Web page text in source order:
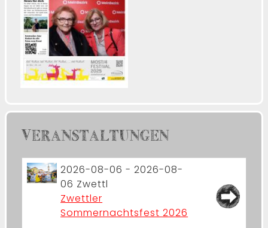
VERANSTALTUNGEN
2026-08-06 - 2026-08-
06 Zwettl
Zwettler
Sommernachtsfest 2026